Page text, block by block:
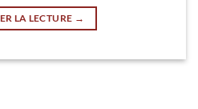
LA LECTURE →